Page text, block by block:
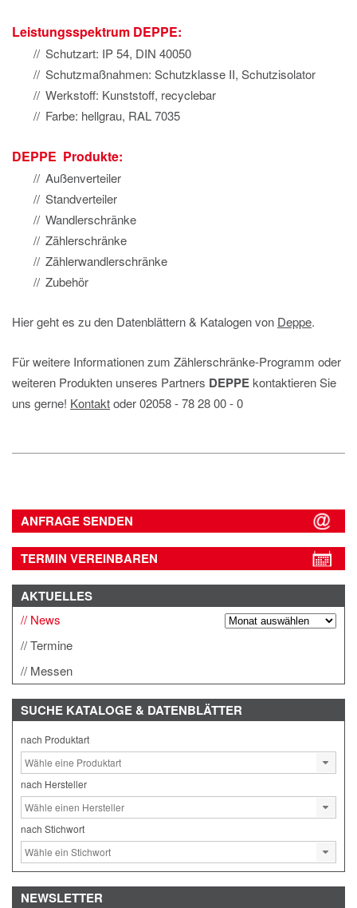
Leistungsspektrum DEPPE:
Schutzart: IP 54, DIN 40050
Schutzmaßnahmen: Schutzklasse II, Schutzisolator
Werkstoff: Kunststoff, recyclebar
Farbe: hellgrau, RAL 7035
DEPPE Produkte:
Außenverteiler
Standverteiler
Wandlerschränke
Zählerschränke
Zählerwandlerschränke
Zubehör
Hier geht es zu den Datenblättern & Katalogen von Deppe.
Für weitere Informationen zum Zählerschränke-Programm oder
weiteren Produkten unseres Partners DEPPEkontaktieren Sie
uns gerne! Kontaktoder 02058 ‐ 78 28 00 ‐ 0
ANFRAGE SENDEN
TERMIN VEREINBAREN
AKTUELLES
News
Termine
Messen
SUCHE KATALOGE & DATENBLÄTTER
nach Produktart
nach Hersteller
nach Stichwort
NEWSLETTER